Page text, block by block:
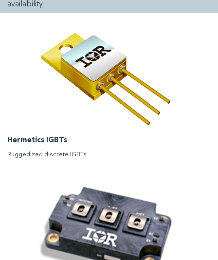
availability.
Hermetics IGBTs
Ruggedized discrete IGBTs